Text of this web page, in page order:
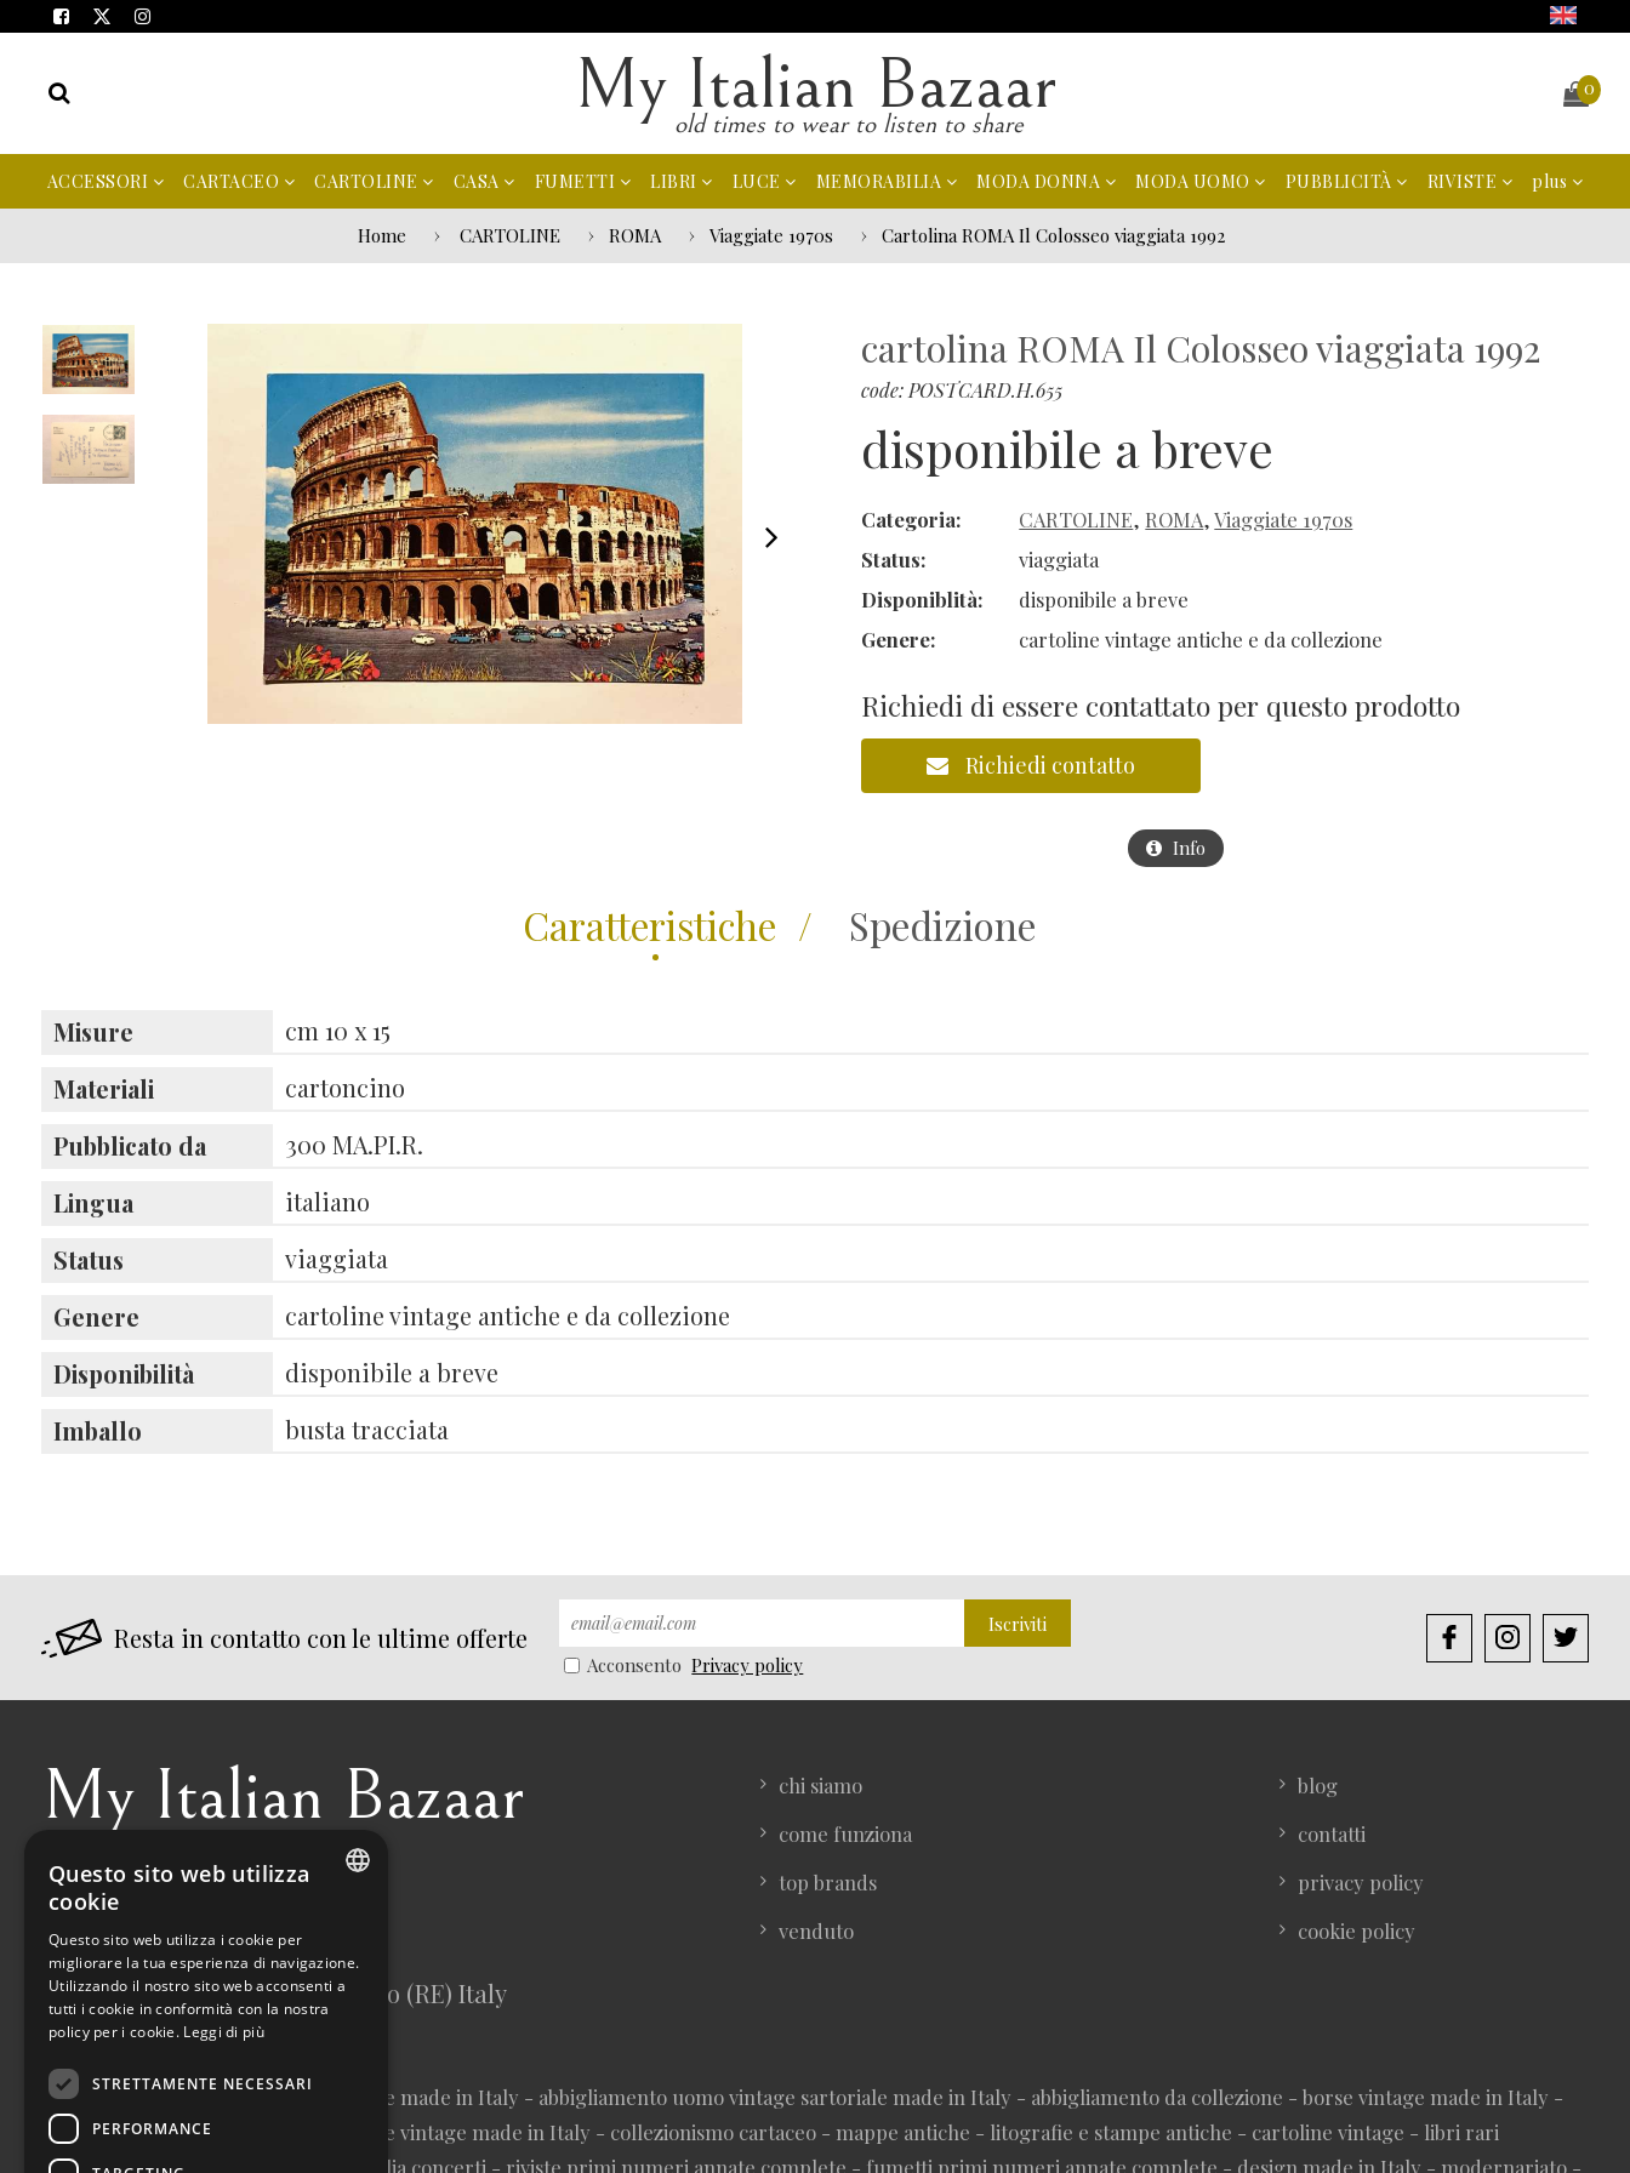
My Italian Bazaar
old times to wear to listen to share
0
ACCESSORI CARTACEO CARTOLINE CASA FUMETTI LIBRI LUCE MEMORABILIA MODA DONNA MODA UOMO PUBBLICITÀ RIVISTE plus
Home CARTOLINE ROMA Viaggiate 1970s Cartolina ROMA Il Colosseo viaggiata 1992
cartolina ROMA Il Colosseo viaggiata 1992
code: POSTCARD.H.655
disponibile a breve
Categoria: CARTOLINE, ROMA,Viaggiate 1970s
Status:
viaggiata
Disponiblità:
disponibile a breve
Genere:
cartoline vintage antiche e da collezione
Richiedi di essere contattato per questo prodotto
Richiedi contatto
Info
Caratteristiche Spedizione
Misure
cm 10 x 15
Materiali
cartoncino
Pubblicato da
300 MA.PI.R.
Lingua
italiano
Status
viaggiata
Genere
cartoline vintage antiche e da collezione
Disponibilità
disponibile a breve
Imballo
busta tracciata
Resta in contatto con le ultime offerte
Iscriviti
Acconsento Privacy policy
My Italian Bazaar
+39 338 5064887
info@myitalianbazaar.com
via Prediera 17/1, 42030 Viano (RE) Italy
chi siamo
come funziona
top brands
venduto
blog
contatti
privacy policy
cookie policy
abbigliamento donna vintage sartoriale made in Italy - abbigliamento uomo vintage sartoriale made in Italy - abbigliamento da collezione - borse vintage made in Italy -
cravatte vintage made in Italy - cinture vintage made in Italy - collezionismo cartaceo - mappe antiche - litografie e stampe antiche - cartoline vintage - libri rari
autografati fuori catalogo - memorabilia concerti - riviste primi numeri annate complete - fumetti primi numeri annate complete - design made in Italy - modernariato -
ENGLISH
Questo sito web utilizza
cookie
Questo sito web utilizza i cookie per
migliorare la tua esperienza di navigazione.
Utilizzando il nostro sito web acconsenti a
tutti i cookie in conformità con la nostra
policy per i cookie. Leggi di più
STRETTAMENTE NECESSARI
PERFORMANCE